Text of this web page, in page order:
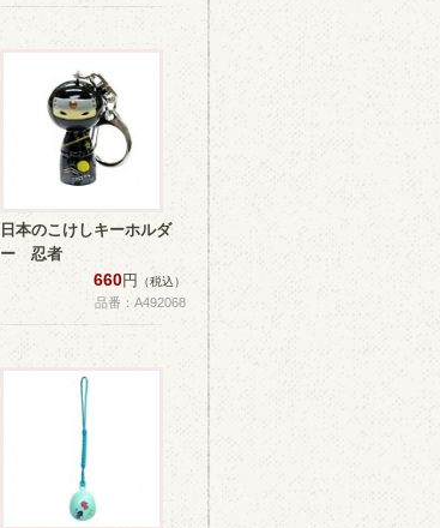
日本のこけしキーホルダ
ー 忍者
660円 （税込）
品番：A492068